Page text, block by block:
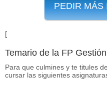
PEDIR MÁS
[
Temario de la FP
Para que culmines y te titules
cursar las siguientes